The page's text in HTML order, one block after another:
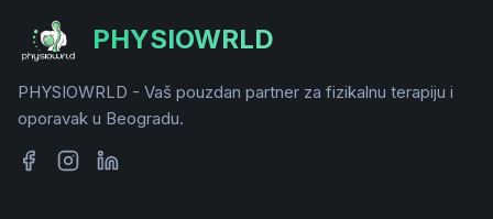
PHYSIOWRLD
PHYSIOWRLD - Vaš pouzdan partner za fizikalnu terapiju i
oporavak u Beogradu.